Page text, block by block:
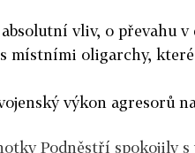
vliv, o převahu
místními oligarchy,
výkon agresorů
Podněstří spokojily